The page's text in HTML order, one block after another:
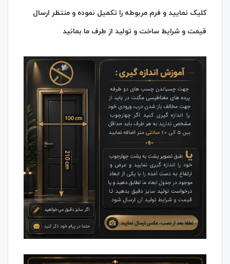
کلیک نمایید و فرم مربوطه را تکمیل نموده و منتظر ارسال
قیمت و شرایط ساخت و تولید از طرف ما بمانید